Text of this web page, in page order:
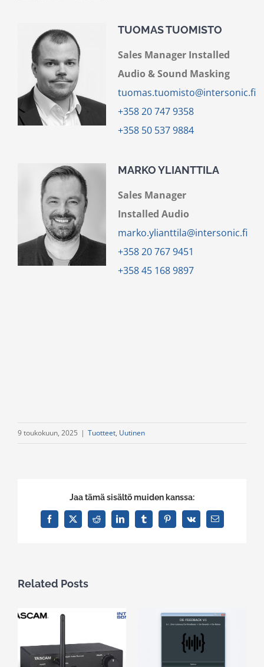
TUOMAS TUOMISTO
Sales Manager Installed
Audio & Sound Masking
tuomas.tuomisto@intersonic.fi
+358 20 747 9358
+358 50 537 9884
MARKO YLIANTTILA
Sales Manager
Installed Audio
marko.ylianttila@intersonic.fi
+358 20 767 9451
+358 45 168 9897
9 toukokuun, 2025 | Tuotteet, Uutinen
Jaa tämä sisältö muiden kanssa:
Facebook
X Reddit LinkedInTumblrPinterest
Vk Email
Related Posts